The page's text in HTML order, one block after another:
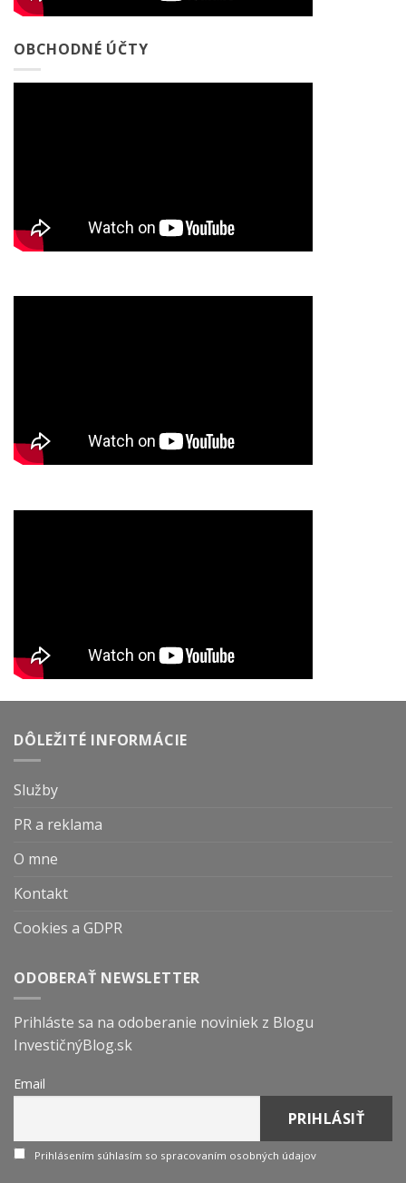
OBCHODNÉ ÚČTY
DÔLEŽITÉ INFORMÁCIE
Služby
PR a reklama
O mne
Kontakt
Cookies a GDPR
ODOBERAŤ NEWSLETTER
Prihláste sa na odoberanie noviniek z Blogu
InvestičnýBlog.sk
Email
Prihlásením súhlasím so spracovaním osobných údajov